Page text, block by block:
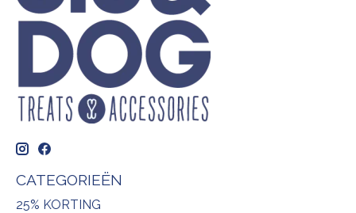
CATEGORIEËN
25% KORTING